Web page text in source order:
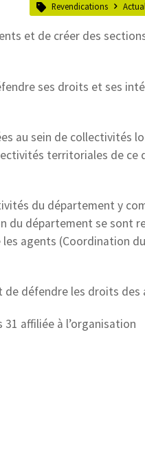
Revendications
et de créer des
ses droits et ses
au sein de collectivités
territoriales de ce
du département y
du département se sont
agents (Coordination
de défendre les droits des
affiliée à l’organisation